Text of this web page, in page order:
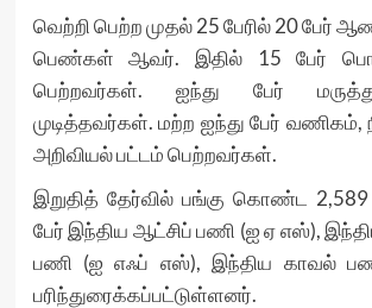
வெற்றி பெற்ற முதல் 25 பேரில் 20 பேர்
பெண்கள் ஆவர். இதில் 15 பேர்
பெற்றவர்கள். ஐந்து பேர்
முடித்தவர்கள். மற்ற ஐந்து பேர் வணிகம்,
அறிவியல் பட்டம் பெற்றவர்கள்.
இறுதித் தேர்வில் பங்கு கொண்ட 2,589
பேர் இந்திய ஆட்சிப் பணி (ஐ ஏ எஸ்),
பணி (ஐ எஃப் எஸ்), இந்திய காவல்
பரிந்துரைக்கப்பட்டுள்ளனர்.